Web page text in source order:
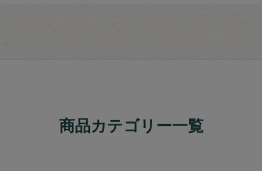
商品カテゴリー一覧